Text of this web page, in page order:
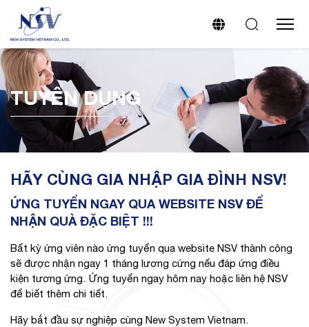
TUYỂN DỤNG
HÃY CÙNG GIA NHẬP GIA ĐÌNH NSV!
ỨNG TUYỂN NGAY QUA WEBSITE NSV ĐỂ
NHẬN QUÀ ĐẶC BIỆT !!!
Bất kỳ ứng viên nào ứng tuyển qua website NSV thành công
sẽ được nhận ngay 1 tháng lương cứng nếu đáp ứng điều
kiện tương ứng. Ứng tuyển ngay hôm nay hoặc liên hệ NSV
để biết thêm chi tiết.
Hãy bắt đầu sự nghiệp cùng New System Vietnam.